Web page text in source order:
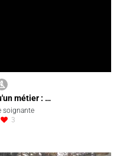
métier : …
soignante
3